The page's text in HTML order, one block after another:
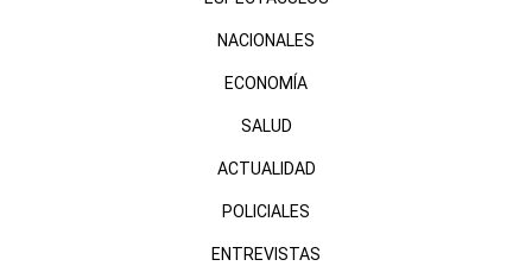
NACIONALES
ECONOMÍA
SALUD
ACTUALIDAD
POLICIALES
ENTREVISTAS